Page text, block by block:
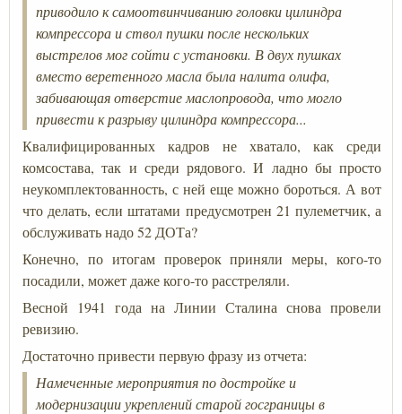
приводило к самоотвинчиванию головки цилиндра
компрессора и ствол пушки после нескольких
выстрелов мог сойти с установки. В двух пушках
вместо веретенного масла была налита олифа,
забивающая отверстие маслопровода, что могло
привести к разрыву цилиндра компрессора...
Квалифицированных кадров не хватало, как среди
комсостава, так и среди рядового. И ладно бы просто
неукомплектованность, с ней еще можно бороться. А вот
что делать, если штатами предусмотрен 21 пулеметчик, а
обслуживать надо 52 ДОТа?
Конечно, по итогам проверок приняли меры, кого-то
посадили, может даже кого-то расстреляли.
Весной 1941 года на Линии Сталина снова провели
ревизию.
Достаточно привести первую фразу из отчета:
Намеченные мероприятия по достройке и
модернизации укреплений старой госграницы в